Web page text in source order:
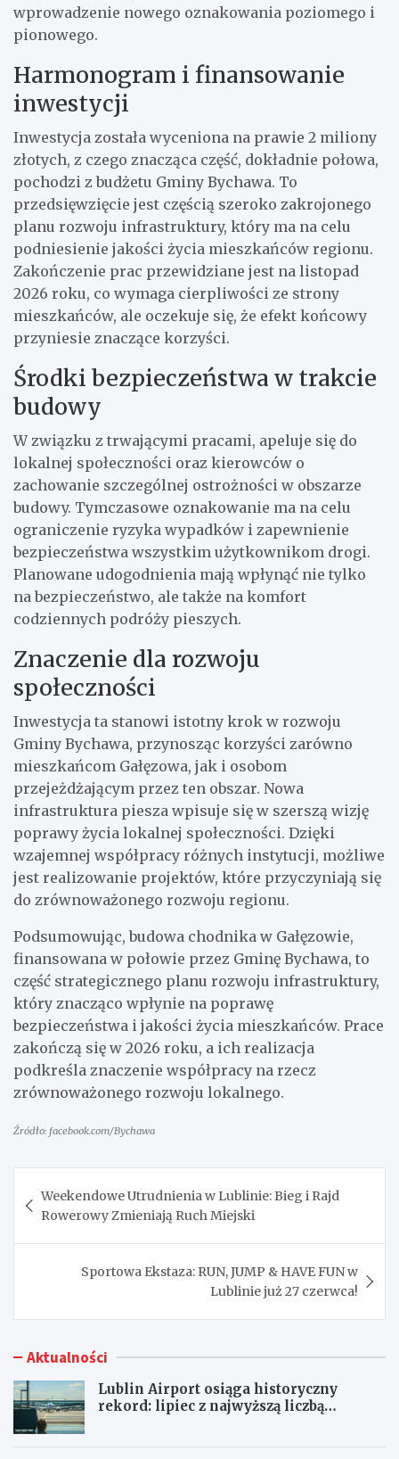
wprowadzenie nowego oznakowania poziomego i
pionowego.
Harmonogram i finansowanie
inwestycji
Inwestycja została wyceniona na prawie 2 miliony
złotych, z czego znacząca część, dokładnie połowa,
pochodzi z budżetu Gminy Bychawa. To
przedsięwzięcie jest częścią szeroko zakrojonego
planu rozwoju infrastruktury, który ma na celu
podniesienie jakości życia mieszkańców regionu.
Zakończenie prac przewidziane jest na listopad
2026 roku, co wymaga cierpliwości ze strony
mieszkańców, ale oczekuje się, że efekt końcowy
przyniesie znaczące korzyści.
Środki bezpieczeństwa w trakcie
budowy
W związku z trwającymi pracami, apeluje się do
lokalnej społeczności oraz kierowców o
zachowanie szczególnej ostrożności w obszarze
budowy. Tymczasowe oznakowanie ma na celu
ograniczenie ryzyka wypadków i zapewnienie
bezpieczeństwa wszystkim użytkownikom drogi.
Planowane udogodnienia mają wpłynąć nie tylko
na bezpieczeństwo, ale także na komfort
codziennych podróży pieszych.
Znaczenie dla rozwoju
społeczności
Inwestycja ta stanowi istotny krok w rozwoju
Gminy Bychawa, przynosząc korzyści zarówno
mieszkańcom Gałęzowa, jak i osobom
przejeżdżającym przez ten obszar. Nowa
infrastruktura piesza wpisuje się w szerszą wizję
poprawy życia lokalnej społeczności. Dzięki
wzajemnej współpracy różnych instytucji, możliwe
jest realizowanie projektów, które przyczyniają się
do zrównoważonego rozwoju regionu.
Podsumowując, budowa chodnika w Gałęzowie,
finansowana w połowie przez Gminę Bychawa, to
część strategicznego planu rozwoju infrastruktury,
który znacząco wpłynie na poprawę
bezpieczeństwa i jakości życia mieszkańców. Prace
zakończą się w 2026 roku, a ich realizacja
podkreśla znaczenie współpracy na rzecz
zrównoważonego rozwoju lokalnego.
Źródło: facebook.com/Bychawa
wpisu
Weekendowe Utrudnienia w Lublinie: Bieg i Rajd
Rowerowy Zmieniają Ruch Miejski
Sportowa Ekstaza: RUN, JUMP & HAVE FUN w
Lublinie już 27 czerwca!
Aktualności
Lublin Airport osiąga historyczny
rekord: lipiec z najwyższą liczbą